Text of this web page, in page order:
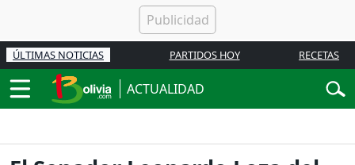
ÚLTIMAS NOTICIAS PARTIDOS HOY RECETAS
ACTUALIDAD